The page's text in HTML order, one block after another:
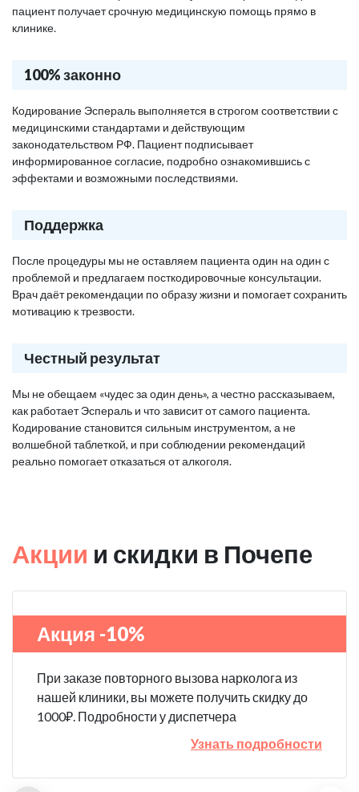
пациент получает срочную медицинскую помощь прямо в
клинике.
100% законно
Кодирование Эспераль выполняется в строгом соответствии с
медицинскими стандартами и действующим
законодательством РФ. Пациент подписывает
информированное согласие, подробно ознакомившись с
эффектами и возможными последствиями.
Поддержка
После процедуры мы не оставляем пациента один на один с
проблемой и предлагаем посткодировочные консультации.
Врач даёт рекомендации по образу жизни и помогает сохранить
мотивацию к трезвости.
Честный результат
Мы не обещаем «чудес за один день», а честно рассказываем,
как работает Эспераль и что зависит от самого пациента.
Кодирование становится сильным инструментом, а не
волшебной таблеткой, и при соблюдении рекомендаций
реально помогает отказаться от алкоголя.
Акции и скидки в Почепе
Акция -10%
При заказе повторного вызова нарколога из
нашей клиники, вы можете получить скидку до
1000₽. Подробности у диспетчера
Узнать подробности